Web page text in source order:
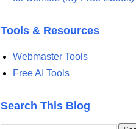
Tools & Resources
Webmaster Tools
Free AI Tools
Search This Blog